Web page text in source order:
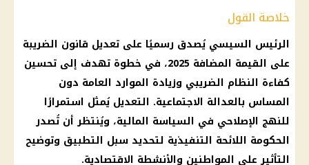
خلاصة القول
الرئيس السيسي يُصدق رسميًا على تعديل قانون الضريبة
على القيمة المضافة 2025، في خطوة تهدف إلى تحسين
كفاءة النظام الضريبي وزيادة الموارد العامة دون
المساس بالعدالة الاجتماعية. التعديل يُمثل استمرارًا
للنهج الإصلاحي في السياسة المالية، ويُنتظر أن تُصدر
الحكومة اللائحة التنفيذية لتحديد سبل التطبيق وتوضيح
التأثير على المواطنين والأنشطة الاقتصادية.